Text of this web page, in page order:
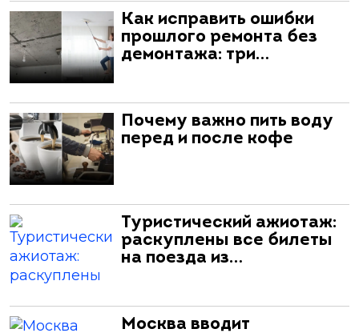
Как исправить ошибки
прошлого ремонта без
демонтажа: три…
Почему важно пить воду
перед и после кофе
Туристический ажиотаж:
раскуплены все билеты
на поезда из…
Москва вводит